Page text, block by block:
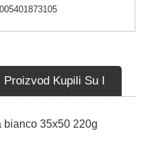
Kupili Su I
bianco 35x50 220g